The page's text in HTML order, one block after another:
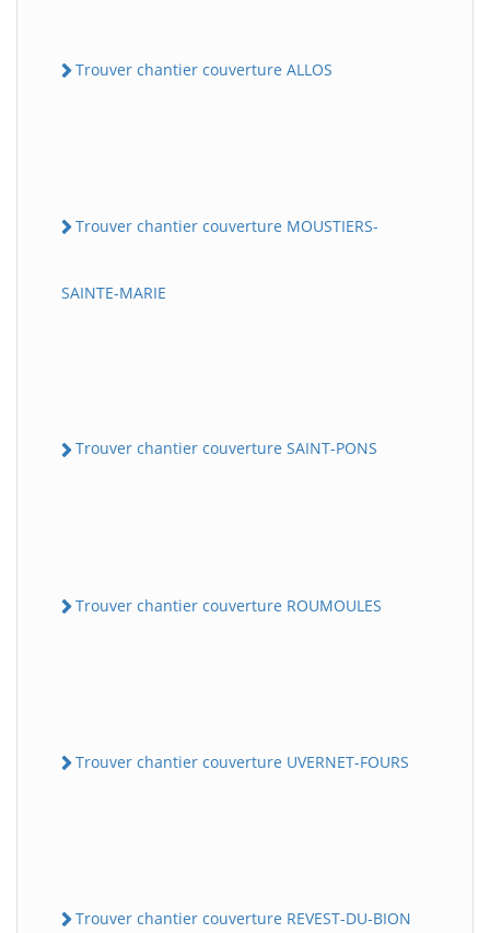
Trouver chantier couverture ALLOS
Trouver chantier couverture MOUSTIERS-
SAINTE-MARIE
Trouver chantier couverture SAINT-PONS
Trouver chantier couverture ROUMOULES
Trouver chantier couverture UVERNET-FOURS
Trouver chantier couverture REVEST-DU-BION